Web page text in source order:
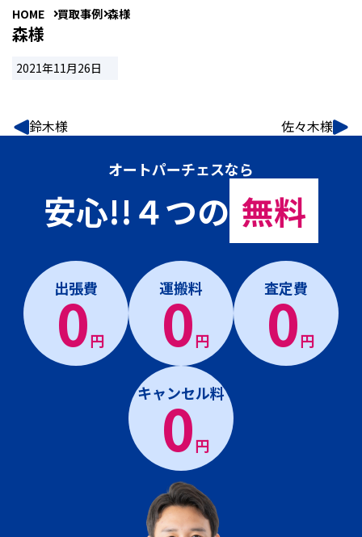
HOME 買取事例 森様
森様
2021年11月26日
鈴木様 佐々木様
オートパーチェスなら
安心!!４つの 無料
出張費
0円
運搬料
0円
査定費
0円
キャンセル料
0円